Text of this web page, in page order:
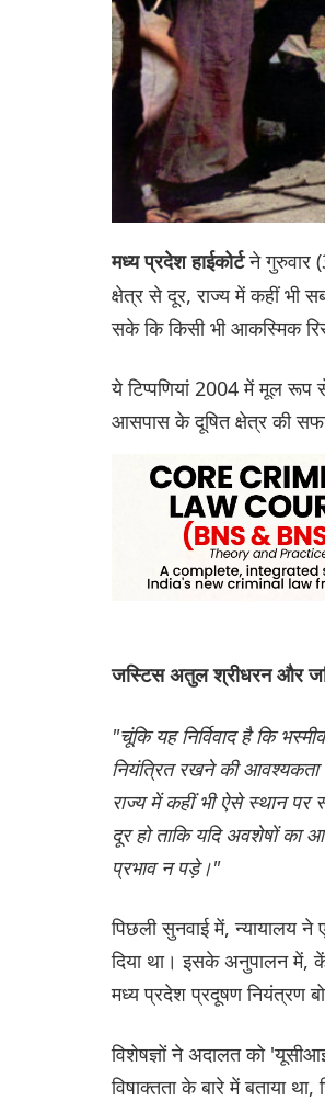
मध्य प्रदेश हाईकोर्टने गुरुवार
क्षेत्र से दूर, राज्य में कहीं भी
सके कि किसी भी आकस्मिक
ये टिप्पणियां 2004 में मूल रूप
आसपास के दूषित क्षेत्र की
जस्टिस अतुल श्रीधरन और
"चूंकि यह निर्विवाद है कि
नियंत्रित रखने की आवश्यकता
राज्य में कहीं भी ऐसे स्थान
दूर हो ताकि यदि अवशेषों का
प्रभाव न पड़े।"
पिछली सुनवाई में, न्यायालय ने
दिया था। इसके अनुपालन में,
मध्य प्रदेश प्रदूषण नियंत्रण
विशेषज्ञों ने अदालत को
विषाक्तता के बारे में बताया